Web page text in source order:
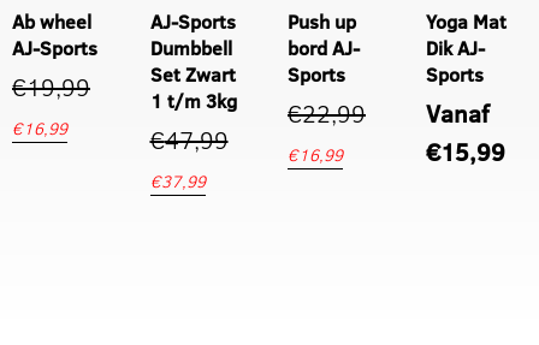
Ab wheel
AJ-Sports
€19,99
€16,99
AJ-Sports
Dumbbell
Set Zwart
1 t/m 3kg
€47,99
€37,99
Push up
bord AJ-
Sports
€22,99
€16,99
Yoga Mat
Dik AJ-
Sports
Vanaf
€15,99